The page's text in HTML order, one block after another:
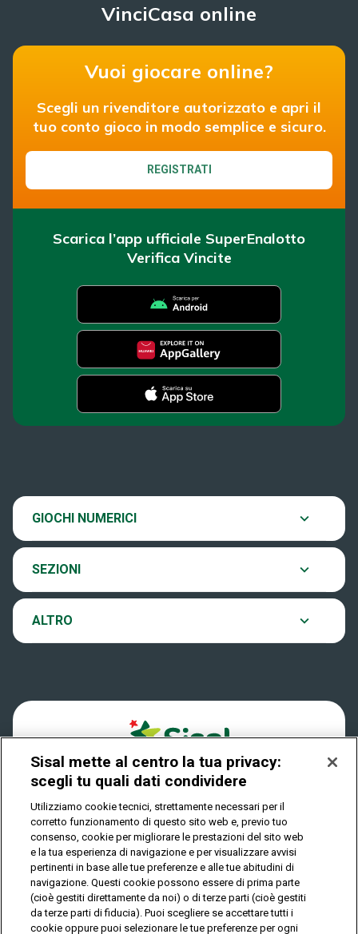
VinciCasa online
Vuoi giocare online?
Scegli un rivenditore autorizzato e apri il
tuo conto gioco in modo semplice e sicuro.
REGISTRATI
Scarica l’app ufficiale SuperEnalotto
Verifica Vincite
GIOCHI NUMERICI
SuperEnalotto
EuroJackpot
VinciCasa
Play Your Date
SEZIONI
Scopri il gioco
Ultima estrazione
Archivio estrazioni
ALTRO
Contatti
Notifiche
Privacy
IL GIOCO È VIETATO AI MINORI E PUÒ CAUSARE
DIPENDENZA PATOLOGICA
© Copyright Sisal Italia S.p.A. - P.I. 02433760135
Mappa
Sisal mette al centro la tua privacy:
scegli tu quali dati condividere
Utilizziamo cookie tecnici, strettamente necessari per il
corretto funzionamento di questo sito web e, previo tuo
consenso, cookie per migliorare le prestazioni del sito web
e la tua esperienza di navigazione e per visualizzare avvisi
pertinenti in base alle tue preferenze e alle tue abitudini di
navigazione. Questi cookie possono essere di prima parte
(cioè gestiti direttamente da noi) o di terze parti (cioè gestiti
da terze parti di fiducia). Puoi scegliere se accettare tutti i
cookie oppure puoi selezionare le tue preferenze per ogni